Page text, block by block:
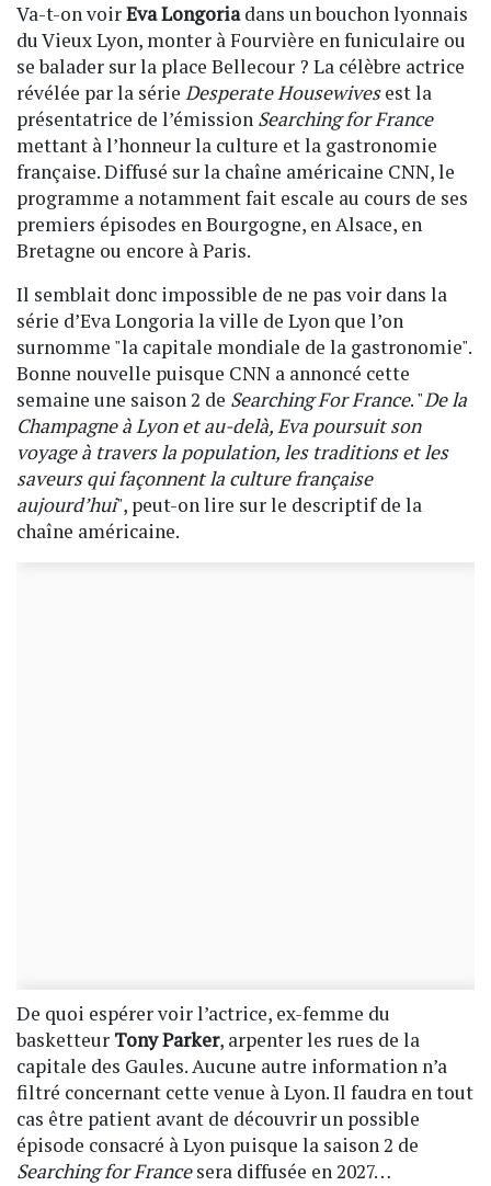
Va-t-on voirEva Longoriadans un bouchon lyonnais
du Vieux Lyon, monter à Fourvière en funiculaire ou
se balader sur la place Bellecour ? La célèbre actrice
révélée par la série Desperate Housewivesest la
présentatrice de l’émission Searching for France
mettant à l’honneur la culture et la gastronomie
française. Diffusé sur la chaîne américaine CNN, le
programme a notamment fait escale au cours de ses
premiers épisodes en Bourgogne, en Alsace, en
Bretagne ou encore à Paris.
Il semblait donc impossible de ne pas voir dans la
série d’Eva Longoria la ville de Lyon que l’on
surnomme "la capitale mondiale de la gastronomie".
Bonne nouvelle puisque CNN a annoncé cette
semaine une saison 2 de Searching For France. "De la
Champagne à Lyon et au-delà, Eva poursuit son
voyage à travers la population, les traditions et les
saveurs qui façonnent la culture française
aujourd’hui", peut-on lire sur le descriptif de la
chaîne américaine.
De quoi espérer voir l’actrice, ex-femme du
basketteur Tony Parker, arpenter les rues de la
capitale des Gaules. Aucune autre information n’a
filtré concernant cette venue à Lyon. Il faudra en tout
cas être patient avant de découvrir un possible
épisode consacré à Lyon puisque la saison 2 de
Searching for Francesera diffusée en 2027…